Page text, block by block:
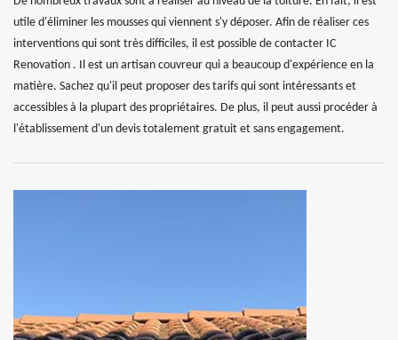
utile d'éliminer les mousses qui viennent s'y déposer. Afin de réaliser ces
interventions qui sont très difficiles, il est possible de contacter IC
Renovation . Il est un artisan couvreur qui a beaucoup d'expérience en la
matière. Sachez qu'il peut proposer des tarifs qui sont intéressants et
accessibles à la plupart des propriétaires. De plus, il peut aussi procéder à
l'établissement d'un devis totalement gratuit et sans engagement.